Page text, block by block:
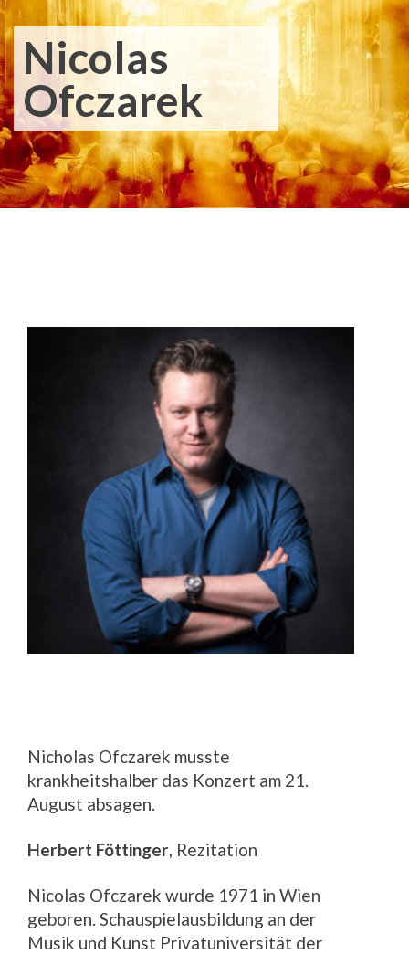
Nicolas
Ofczarek
Nicholas Ofczarek musste
krankheitshalber das Konzert am 21.
August absagen.
Herbert Föttinger, Rezitation
Nicolas Ofczarek wurde 1971 in Wien
geboren. Schauspielausbildung an der
Musik und Kunst Privatuniversität der